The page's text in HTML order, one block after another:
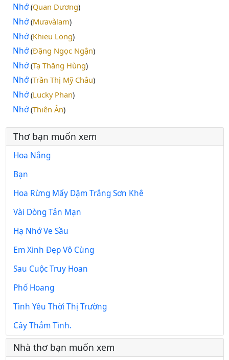
Nhớ(Quan Dương)
Nhớ(Mưavàlam)
Nhớ(Khieu Long)
Nhớ(Đặng Ngọc Ngận)
Nhớ(Tạ Thăng Hùng)
Nhớ(Trần Thị Mỹ Châu)
Nhớ(Lucky Phan)
Nhớ(Thiên Ân)
Thơ bạn muốn xem
Hoa Nắng
Bạn
Hoa Rừng Mấy Dặm Trắng Sơn Khê
Vài Dòng Tản Mạn
Hạ Nhớ Ve Sầu
Em Xinh Đẹp Vô Cùng
Sau Cuộc Truy Hoan
Phố Hoang
Tình Yêu Thời Thị Trường
Cây Thắm Tình.
Nhà thơ bạn muốn xem